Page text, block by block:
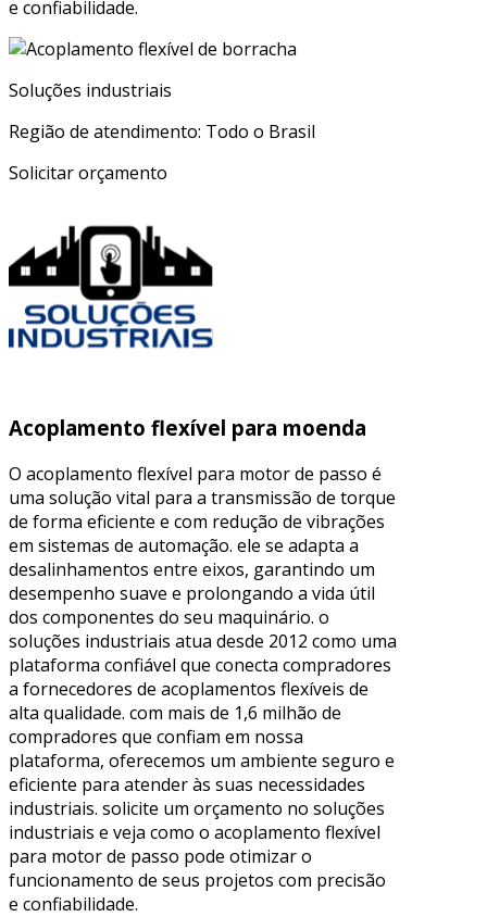
e confiabilidade.
Soluções industriais
Região de atendimento: Todo o Brasil
Solicitar orçamento
Acoplamento flexível para moenda
O acoplamento flexível para motor de passo é
uma solução vital para a transmissão de torque
de forma eficiente e com redução de vibrações
em sistemas de automação. ele se adapta a
desalinhamentos entre eixos, garantindo um
desempenho suave e prolongando a vida útil
dos componentes do seu maquinário. o
soluções industriais atua desde 2012 como uma
plataforma confiável que conecta compradores
a fornecedores de acoplamentos flexíveis de
alta qualidade. com mais de 1,6 milhão de
compradores que confiam em nossa
plataforma, oferecemos um ambiente seguro e
eficiente para atender às suas necessidades
industriais. solicite um orçamento no soluções
industriais e veja como o acoplamento flexível
para motor de passo pode otimizar o
funcionamento de seus projetos com precisão
e confiabilidade.